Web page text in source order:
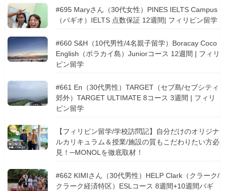
#695 Maryさん（30代女性）PINES IELTS Campus
（バギオ）IELTS 点数保証 12週間| フィリピン留学
#660 S&H（10代男性/4名親子留学）Boracay Coco
English（ボラカイ島）Juniorコース 12週間 | フィリ
ピン留学
#661 En（30代男性）TARGET（セブ島/セブシティ
郊外）TARGET ULTIMATE 8コース 3週間 | フィリ
ピン留学
【フィリピン留学/学校訪問記】自分だけのオリジナ
ルカリキュラム＆授業/施設の質もこだわりたい方必
見！─MONOLを徹底取材！
#662 KIMIさん（30代男性）HELP Clark（クラーク/
クラーク経済特区）ESLコース 8週間+10週間バギ